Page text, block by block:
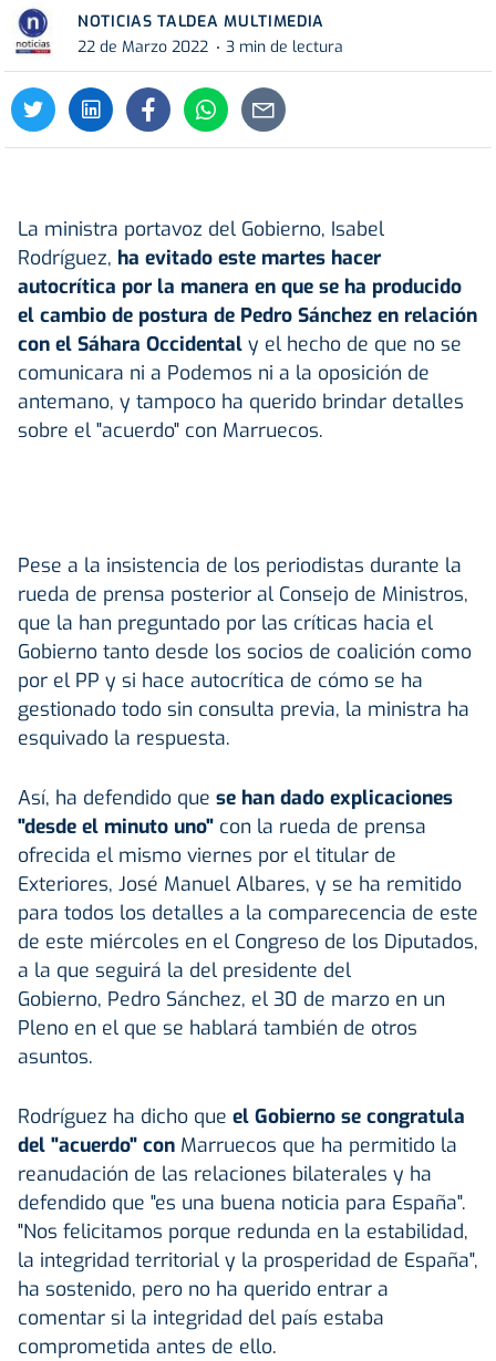
NOTICIAS TALDEA MULTIMEDIA
22 de Marzo 2022
3 min de lectura
La ministra portavoz del Gobierno, Isabel
Rodríguez, ha evitado este martes hacer
autocrítica por la manera en que se ha producido
el cambio de postura de Pedro Sánchez en relación
con el Sáhara Occidental y el hecho de que no se
comunicara ni a Podemos ni a la oposición de
antemano, y tampoco ha querido brindar detalles
sobre el "acuerdo" con Marruecos.
Pese a la insistencia de los periodistas durante la
rueda de prensa posterior al Consejo de Ministros,
que la han preguntado por las críticas hacia el
Gobierno tanto desde los socios de coalición como
por el PP y si hace autocrítica de cómo se ha
gestionado todo sin consulta previa, la ministra ha
esquivado la respuesta.
Así, ha defendido que se han dado explicaciones
"desde el minuto uno" con la rueda de prensa
ofrecida el mismo viernes por el titular de
Exteriores, José Manuel Albares, y se ha remitido
para todos los detalles a la comparecencia de este
de este miércoles en el Congreso de los Diputados,
a la que seguirá la del presidente del
Gobierno, Pedro Sánchez, el 30 de marzo en un
Pleno en el que se hablará también de otros
asuntos.
Rodríguez ha dicho que el Gobierno se congratula
del "acuerdo" con Marruecos que ha permitido la
reanudación de las relaciones bilaterales y ha
defendido que "es una buena noticia para España".
"Nos felicitamos porque redunda en la estabilidad,
la integridad territorial y la prosperidad de España",
ha sostenido, pero no ha querido entrar a
comentar si la integridad del país estaba
comprometida antes de ello.